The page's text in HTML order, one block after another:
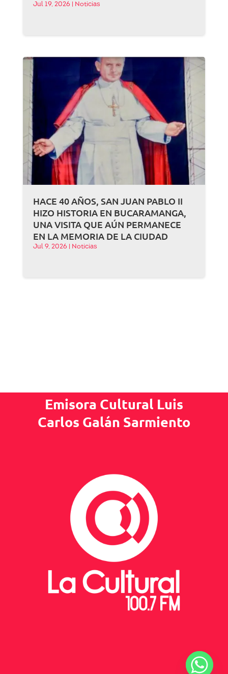
Jul 19, 2026 Noticias
HACE 40 AÑOS, SAN JUAN PABLO II
HIZO HISTORIA EN BUCARAMANGA,
UNA VISITA QUE AÚN PERMANECE
EN LA MEMORIA DE LA CIUDAD
Jul 9, 2026 Noticias
Emisora Cultural Luis
Carlos Galán Sarmiento